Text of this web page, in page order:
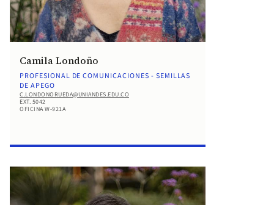
Camila Londoño
PROFESIONAL DE COMUNICACIONES - SEMILLAS
DE APEGO
C.LONDONORUEDA@UNIANDES.EDU.CO
EXT. 5042
OFICINA W-921A